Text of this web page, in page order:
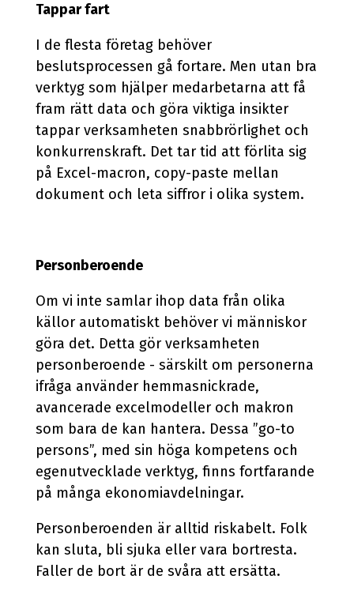
Tappar fart
I de flesta företag behöver
beslutsprocessen gå fortare. Men utan bra
verktyg som hjälper medarbetarna att få
fram rätt data och göra viktiga insikter
tappar verksamheten snabbrörlighet och
konkurrenskraft. Det tar tid att förlita sig
på Excel-macron, copy-paste mellan
dokument och leta siffror i olika system.
Personberoende
Om vi inte samlar ihop data från olika
källor automatiskt behöver vi människor
göra det. Detta gör verksamheten
personberoende - särskilt om personerna
ifråga använder hemmasnickrade,
avancerade excelmodeller och makron
som bara de kan hantera. Dessa ”go-to
persons”, med sin höga kompetens och
egenutvecklade verktyg, finns fortfarande
på många ekonomiavdelningar.
Personberoenden är alltid riskabelt. Folk
kan sluta, bli sjuka eller vara bortresta.
Faller de bort är de svåra att ersätta.